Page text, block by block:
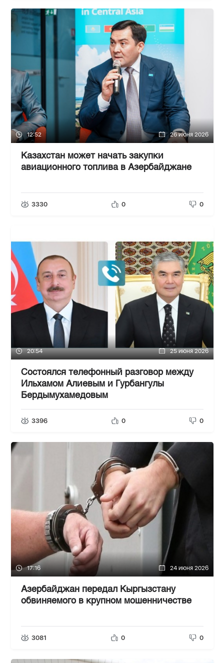
12:52 26 июня 2026
Казахстан может начать закупки
авиационного топлива в Азербайджане
3330 0 0
20:54 25 июня 2026
Состоялся телефонный разговор между
Ильхамом Алиевым и Гурбангулы
Бердымухамедовым
3396 0 0
17:16 24 июня 2026
Азербайджан передал Кыргызстану
обвиняемого в крупном мошенничестве
3081 0 0